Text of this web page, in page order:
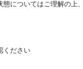
についてはご理解の上
ください